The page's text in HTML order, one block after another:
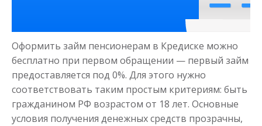
Срок от 1до 21 дня
Получить
Оформить займ пенсионерам в Кредиске можно
бесплатно при первом обращении — первый займ
предоставляется под 0%. Для этого нужно
соответствовать таким простым критериям: быть
гражданином РФ возрастом от 18 лет. Основные
условия получения денежных средств прозрачны,